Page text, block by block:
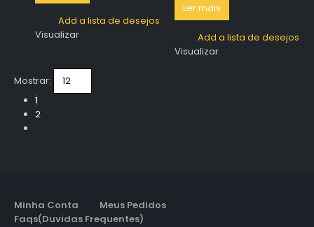
Add a lista de desejos
Visualizar
Ler mais
Add a lista de desejos
Visualizar
Mostrar:
1
2
Minha Conta
Meus Pedidos
Faqs(Duvidas Frequentes)